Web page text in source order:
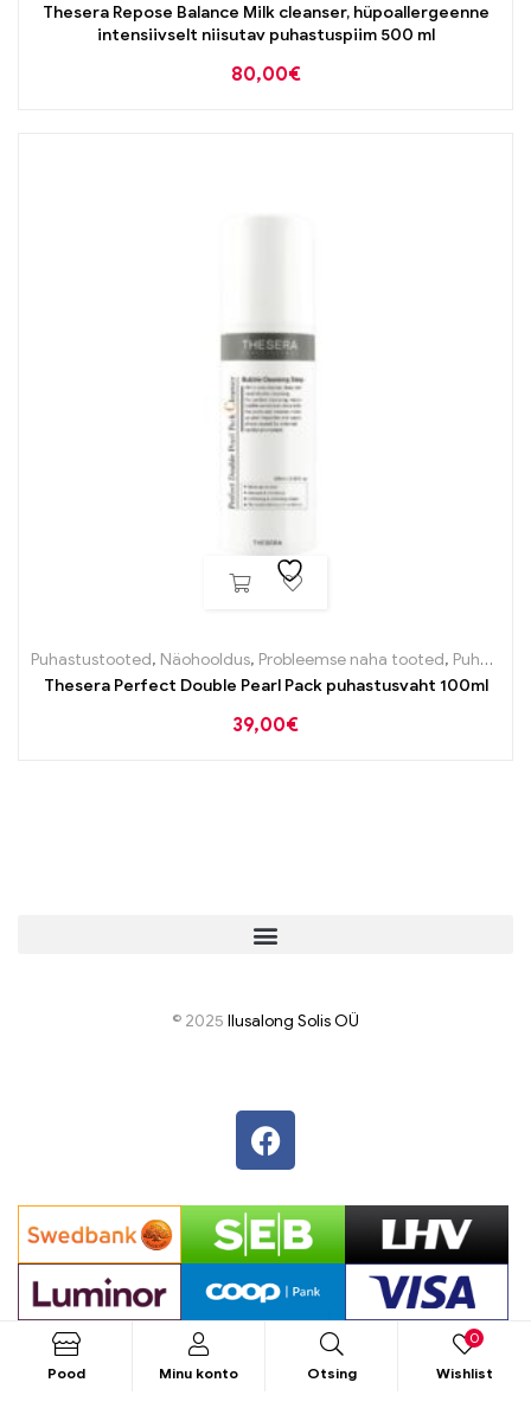
Thesera Repose Balance Milk cleanser, hüpoallergeenne
intensiivselt niisutav puhastuspiim 500 ml
80,00€
Puhastustooted, Näohooldus, Probleemse naha tooted, Puhastustooted
Thesera Perfect Double Pearl Pack puhastusvaht 100ml
39,00€
© 2025 Ilusalong Solis OÜ
Pood Minu konto Otsing Wishlist
0